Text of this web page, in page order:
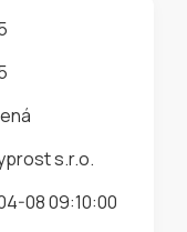
s.r.o.
08 09:10:00